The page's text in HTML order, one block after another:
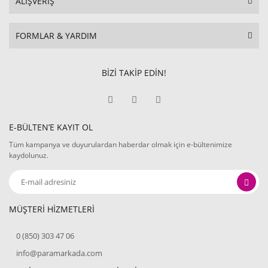
FORMLAR & YARDIM
BİZİ TAKİP EDİN!
E-BÜLTEN’E KAYIT OL
Tüm kampanya ve duyurulardan haberdar olmak için e-bültenimize
kaydolunuz.
MÜŞTERİ HİZMETLERİ
0 (850) 303 47 06
info@paramarkada.com